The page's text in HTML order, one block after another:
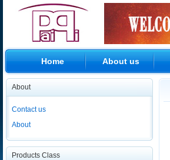
Home About us
About
Contact us
About
Products Class